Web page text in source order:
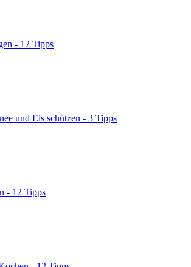
- 12 Tipps
und Eis schützen - 3 Tipps
- 12 Tipps